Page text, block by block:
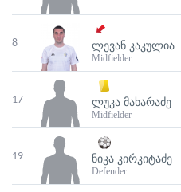
8 ᲚᲔᲕᲐᲜ ᲙᲐᲙᲣᲚᲘᲐ
Midfielder
17 ᲚᲣᲙᲐ ᲛᲐᲮᲐᲠᲐᲫᲔ
Midfielder
19 ᲜᲘᲙᲐ ᲙᲘᲠᲙᲘᲢᲐᲫᲔ
Defender